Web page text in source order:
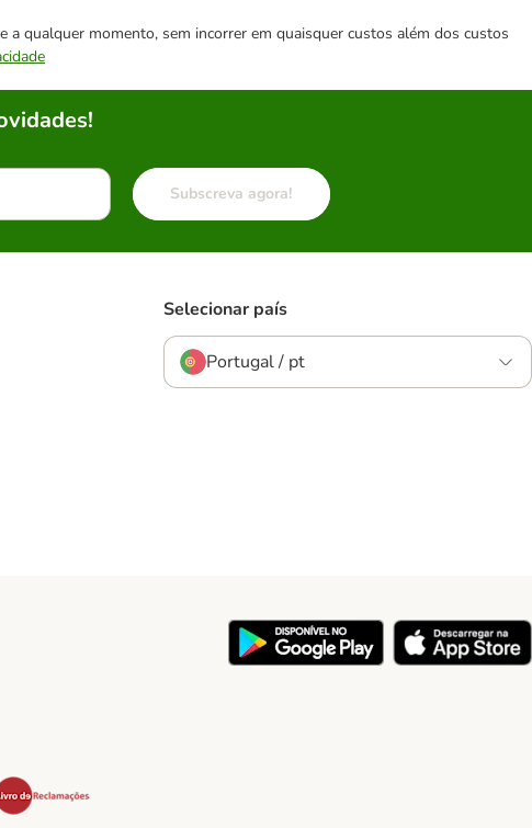
qualquer momento, sem incorrer em quaisquer custos além dos custos
Subscreva agora!
Selecionar país
Portugal / pt